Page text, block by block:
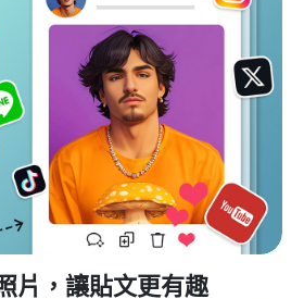
片，讓貼文更有趣